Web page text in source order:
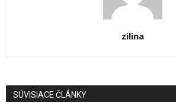
zilina
SÚVISIACE ČLÁNKY